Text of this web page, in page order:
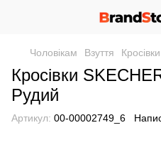
Чоловікам Взуття Кросівки
Кросівки
Рудий
Артикул: 00-00002749_6